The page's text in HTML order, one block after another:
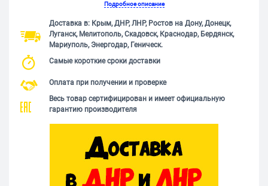
Подробное описание
Доставка в: Крым, ДНР, ЛНР, Ростов на Дону, Донецк,
Луганск, Мелитополь, Скадовск, Краснодар, Бердянск,
Мариуполь, Энергодар, Геническ.
Самые короткие сроки доставки
Оплата при получении и проверке
Весь товар сертифицирован и имеет официальную
гарантию производителя